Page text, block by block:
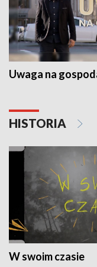
Uwaga na
HISTORIA
W swoim czasie